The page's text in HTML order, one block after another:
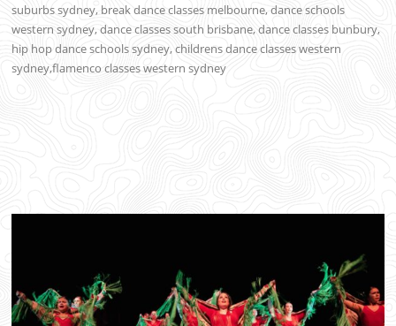
suburbs sydney, break dance classes melbourne, dance schools
western sydney, dance classes south brisbane, dance classes bunbury,
hip hop dance schools sydney, childrens dance classes western
sydney,flamenco classes western sydney